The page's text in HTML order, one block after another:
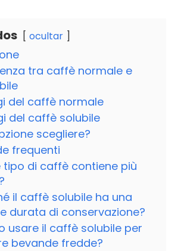
ocultar
tra caffè normale e
del caffè normale
del caffè solubile
scegliere?
frequenti
tipo di caffè contiene più
il caffè solubile ha una
durata di conservazione?
usare il caffè solubile per
bevande fredde?